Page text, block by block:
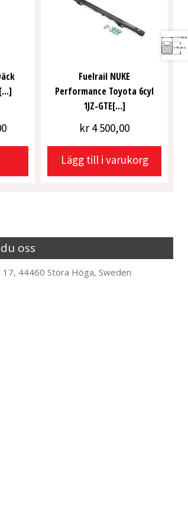
Fuelrail NUKE
Performance Toyota 6cyl
1JZ-GTE[...]
kr 4 500,00
Lägg till i varukorg
oss
17, 44460 Stora Höga, Sweden